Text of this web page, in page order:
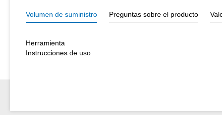
Volumen de suministro Preguntas sobre el producto
Herramienta
Instrucciones de uso